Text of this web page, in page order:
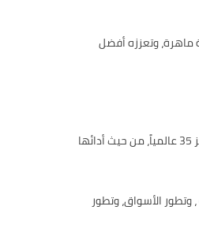
ماهرة، وتعززه أفضل
حافظت دولة الإمارات على صدارتها في المركز الأول عربياً، وحلت في المركز 35 عالمياً، من حيث أدائها
وتطور الأسواق، وتطور